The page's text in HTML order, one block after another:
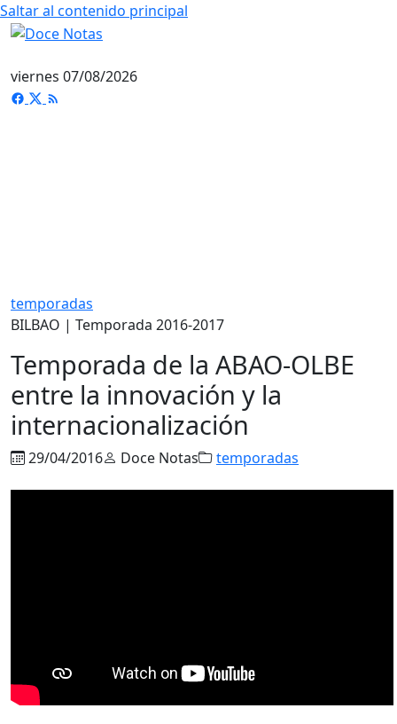
Saltar al contenido principal
viernes 07/08/2026
temporadas
BILBAO | Temporada 2016-2017
Temporada de la ABAO-OLBE
entre la innovación y la
internacionalización
29/04/2016 Doce Notas temporadas